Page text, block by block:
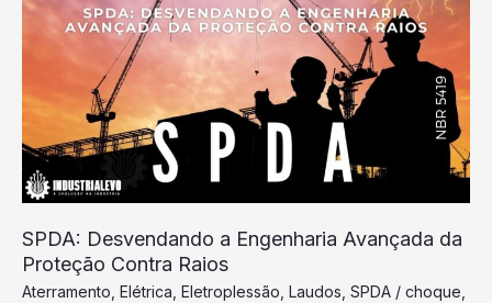
SPDA: Desvendando a Engenharia Avançada da
Proteção Contra Raios
Aterramento Elétrica Eletroplessão Laudos SPDA / choque
a
Engenharia
Avançada
Proteção
Raios